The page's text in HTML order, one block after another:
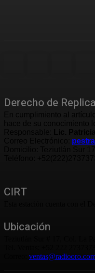
Derecho de Replica
CIRT
Ubicación